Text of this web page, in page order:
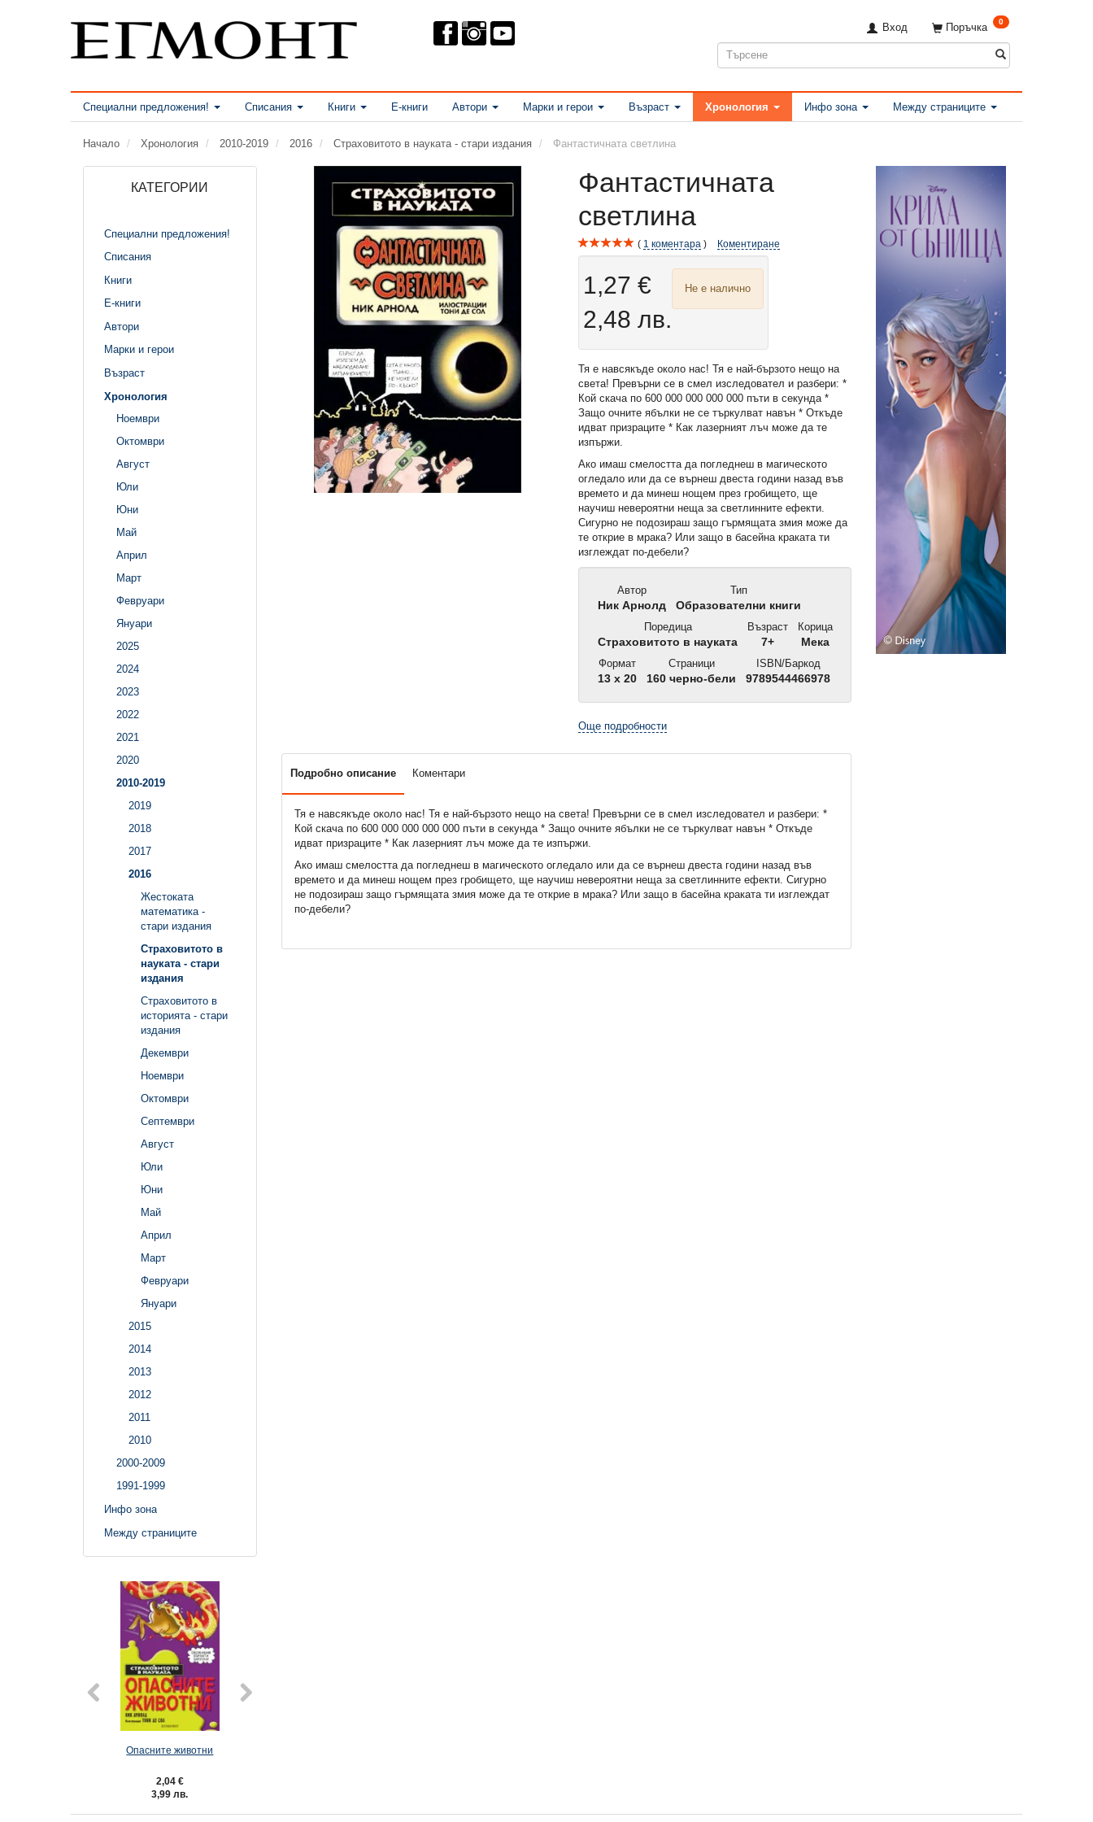
Поръчка 0
Вход
Специални предложения! Списания Книги Е-книги Автори Марки и герои Възраст Хронология Инфо зона Между страниците
Начало Хронология 2010-2019 2016 Страховитото в науката - стари издания Фантастичната светлина
КАТЕГОРИИ
Специални предложения!
Списания
Книги
Е-книги
Автори
Марки и герои
Възраст
Хронология
Ноември
Октомври
Август
Юли
Юни
Май
Април
Март
Февруари
Януари
2025
2024
2023
2022
2021
2020
2010-2019
2019
2018
2017
2016
Жестоката
математика -
стари издания
Страховитото в
науката - стари
издания
Страховитото в
историята - стари
издания
Декември
Ноември
Октомври
Септември
Август
Юли
Юни
Май
Април
Март
Февруари
Януари
2015
2014
2013
2012
2011
2010
2000-2009
1991-1999
Инфо зона
Между страниците
Опасните животни
2,04 €
3,99 лв.
Фантастичната
светлина
1 коментара Коментиране
1,27 €
2,48 лв.
Не е налично
Тя е навсякъде около нас! Тя е най-бързото нещо на
света! Превърни се в смел изследовател и разбери: *
Кой скача по 600 000 000 000 000 пъти в секунда *
Защо очните ябълки не се търкулват навън * Откъде
идват призраците * Как лазерният лъч може да те
изпържи.
Ако имаш смелостта да погледнеш в магическото
огледало или да се върнеш двеста години назад във
времето и да минеш нощем през гробището, ще
научиш невероятни неща за светлинните ефекти.
Сигурно не подозираш защо гърмящата змия може да
те открие в мрака? Или защо в басейна краката ти
изглеждат по-дебели?
Автор
Ник Арнолд
Тип
Образователни книги
Поредица
Страховитото в науката
Възраст
7+
Корица
Мека
Формат
13 x 20
Страници
160 черно-бели
ISBN/Баркод
9789544466978
Още подробности
Подробно описание Коментари
Тя е навсякъде около нас! Тя е най-бързото нещо на света! Превърни се в смел изследовател и разбери: *
Кой скача по 600 000 000 000 000 пъти в секунда * Защо очните ябълки не се търкулват навън * Откъде
идват призраците * Как лазерният лъч може да те изпържи.
Ако имаш смелостта да погледнеш в магическото огледало или да се върнеш двеста години назад във
времето и да минеш нощем през гробището, ще научиш невероятни неща за светлинните ефекти. Сигурно
не подозираш защо гърмящата змия може да те открие в мрака? Или защо в басейна краката ти изглеждат
по-дебели?